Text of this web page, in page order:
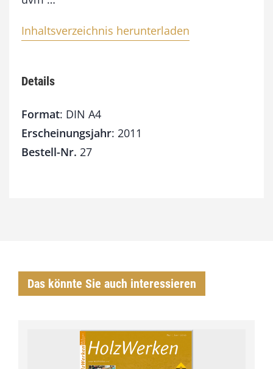
Inhaltsverzeichnis herunterladen
Details
Format: DIN A4
Erscheinungsjahr: 2011
Bestell-Nr. 27
Das könnte Sie auch interessieren